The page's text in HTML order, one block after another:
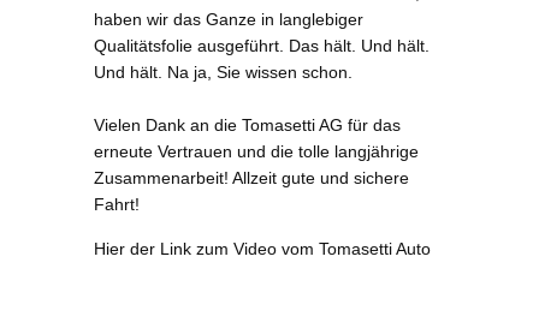
haben wir das Ganze in langlebiger
Qualitätsfolie ausgeführt. Das hält. Und hält.
Und hält. Na ja, Sie wissen schon.
Vielen Dank an die Tomasetti AG für das
erneute Vertrauen und die tolle langjährige
Zusammenarbeit! Allzeit gute und sichere
Fahrt!
Hier der Link zum Video vom Tomasetti Auto